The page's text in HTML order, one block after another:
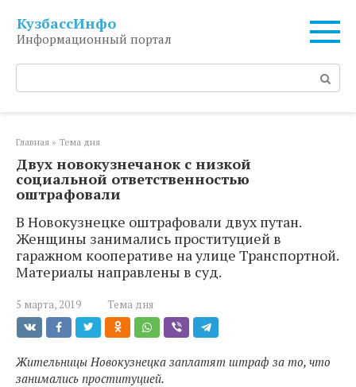
контенту
КузбассИнфо
Информационный портал
Поиск:
Главная » Тема дня
Двух новокузнечанок с низкой
социальной ответственностью
оштрафовали
В Новокузнецке оштрафовали двух путан.
Женщины занимались проституцией в
гаражном кооперативе на улице Транспортной.
Материалы направлены в суд.
5 марта, 2019 Тема дня
Жительницы Новокузнецка заплатят штраф за то, что
занимались проституцией.